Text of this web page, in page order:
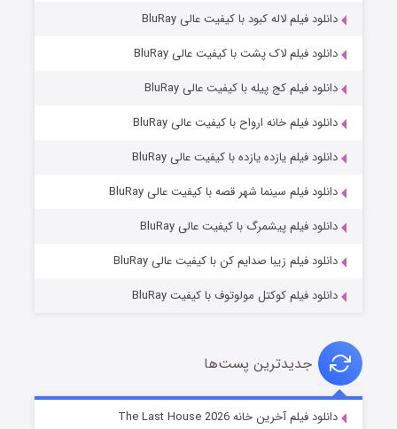
شوگر فصل ۲
دانلود فیلم لاله کبود با کیفیت عالی BluRay
دانلود فیلم لاک پشت با کیفیت عالی BluRay
دانلود فیلم کج‌ پیله با کیفیت عالی BluRay
دانلود فیلم خانه ارواح با کیفیت عالی BluRay
دانلود فیلم یازده یازده با کیفیت عالی BluRay
دانلود فیلم سینما شهر قصه با کیفیت عالی BluRay
دانلود فیلم پیشمرگ با کیفیت عالی BluRay
دانلود فیلم زیبا صدایم کن با کیفیت عالی BluRay
دانلود فیلم کوکتل مولوتوف با کیفیت BluRay
جدیدترین پست‌ها
دانلود فیلم آخرین خانه The Last House 2026